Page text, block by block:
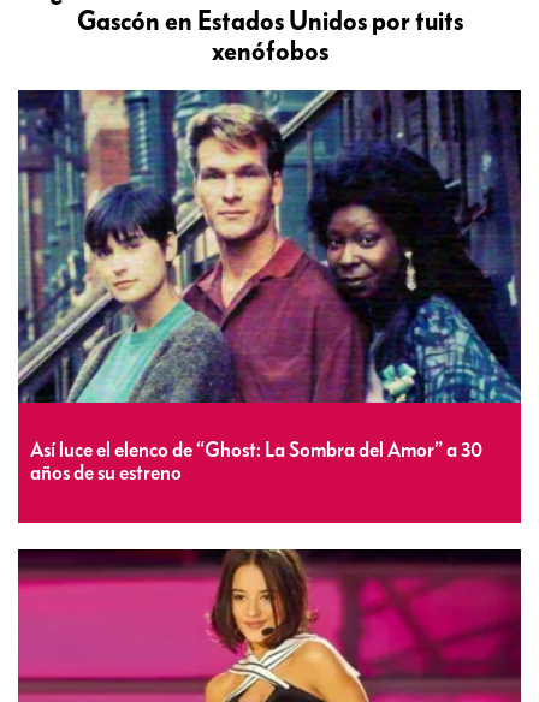
Gascón en Estados Unidos por tuits
xenófobos
Así luce el elenco de “Ghost: La Sombra del Amor” a 30
años de su estreno